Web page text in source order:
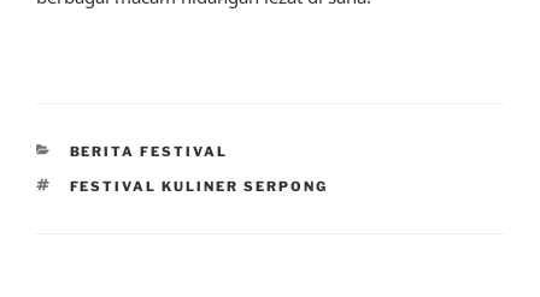
CATEGORIES
BERITA FESTIVAL
TAGS
FESTIVAL KULINER SERPONG